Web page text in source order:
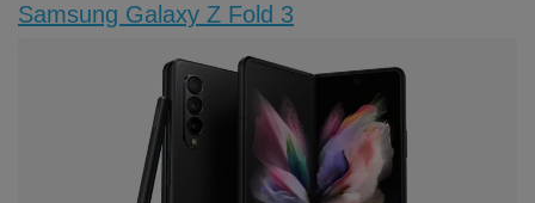
Samsung Galaxy Z Fold 3